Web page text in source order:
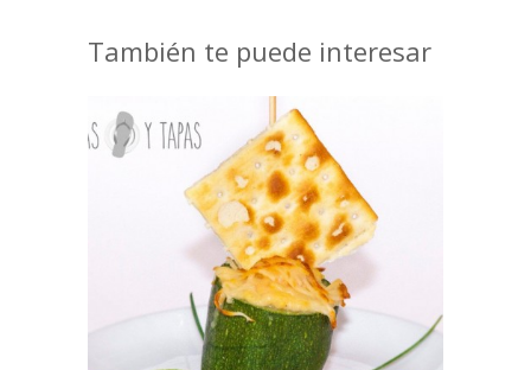
También te puede interesar